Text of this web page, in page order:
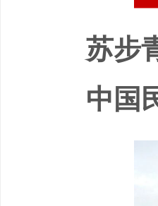
苏步青
中国民